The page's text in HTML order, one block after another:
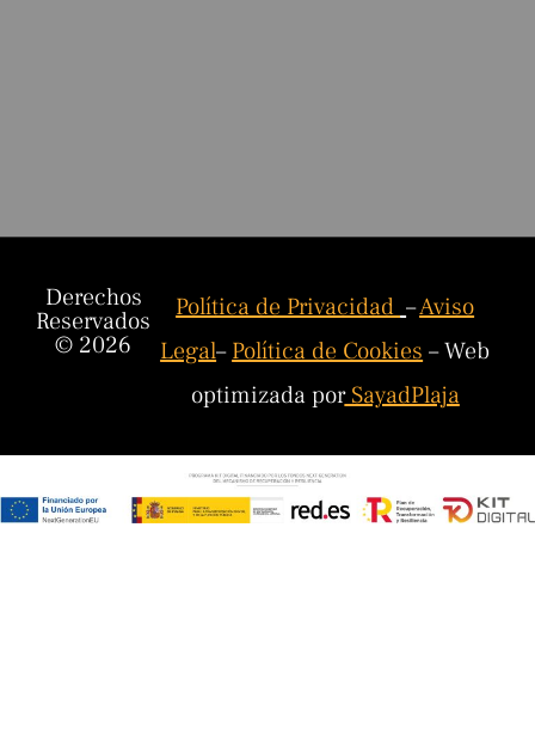
Derechos
Reservados
© 2026
Política de Privacidad–Aviso
Legal–Política de Cookies– Web
optimizada porSayadPlaja